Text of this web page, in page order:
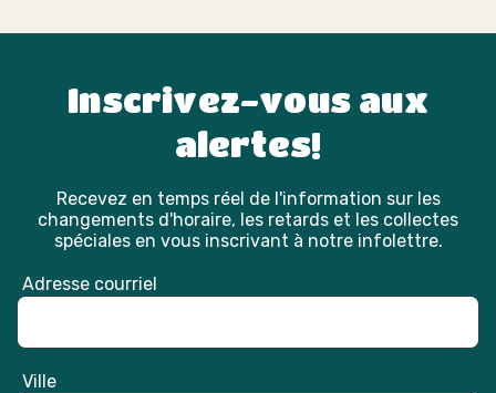
Inscrivez-vous aux
alertes!
Recevez en temps réel de l'information sur les
changements d'horaire, les retards et les collectes
spéciales en vous inscrivant à notre infolettre.
Adresse courriel
Ville